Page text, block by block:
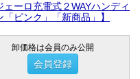
ェーロ充電式２WAYハンディ
「ピンク」「新商品」】
卸価格は会員のみ公開
会員登録